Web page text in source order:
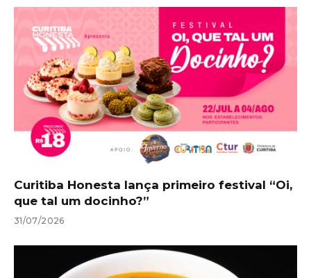
Curitiba Honesta lança primeiro festival “Oi,
que tal um docinho?”
31/07/2026